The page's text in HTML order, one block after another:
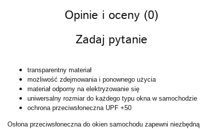
Opinie i oceny (0)
Zadaj pytanie
transparentny materiał
możliwość zdejmowania i ponownego użycia
materiał odporny na elektryzowanie się
uniwersalny rozmiar do każdego typu okna w samochodzie
ochrona przeciwsłoneczna UPF +50
Osłona przeciwsłoneczna do okien samochodu zapewni niezbędną